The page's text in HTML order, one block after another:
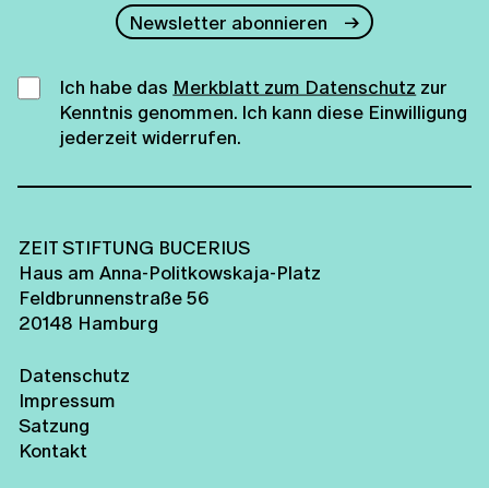
Newsletter abonnieren
Ich habe das Merkblatt zum Datenschutz zur
Kenntnis genommen. Ich kann diese Einwilligung
jederzeit widerrufen.
ZEIT STIFTUNG BUCERIUS
Haus am Anna-Politkowskaja-Platz
Feldbrunnenstraße 56
20148 Hamburg
Datenschutz
Impressum
Satzung
Kontakt